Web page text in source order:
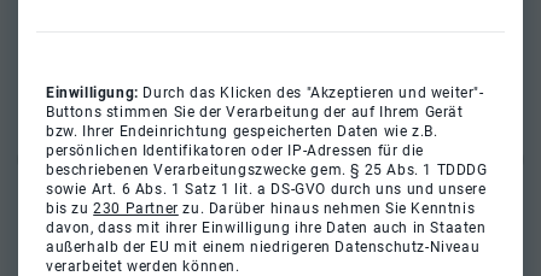
Einwilligung: Durch das Klicken des "Akzeptieren und weiter"-
Buttons stimmen Sie der Verarbeitung der auf Ihrem Gerät
bzw. Ihrer Endeinrichtung gespeicherten Daten wie z.B.
persönlichen Identifikatoren oder IP-Adressen für die
beschriebenen Verarbeitungszwecke gem. § 25 Abs. 1 TDDDG
sowie Art. 6 Abs. 1 Satz 1 lit. a DS-GVO durch uns und unsere
bis zu230 Partner zu. Darüber hinaus nehmen Sie Kenntnis
davon, dass mit ihrer Einwilligung ihre Daten auch in Staaten
außerhalb der EU mit einem niedrigeren Datenschutz-Niveau
verarbeitet werden können.